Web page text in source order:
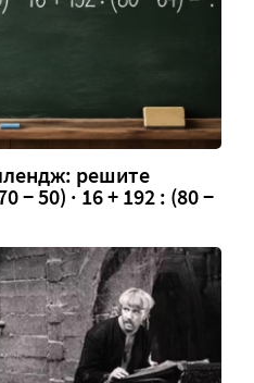
решите
− 50) · 16 + 192 : (80 −